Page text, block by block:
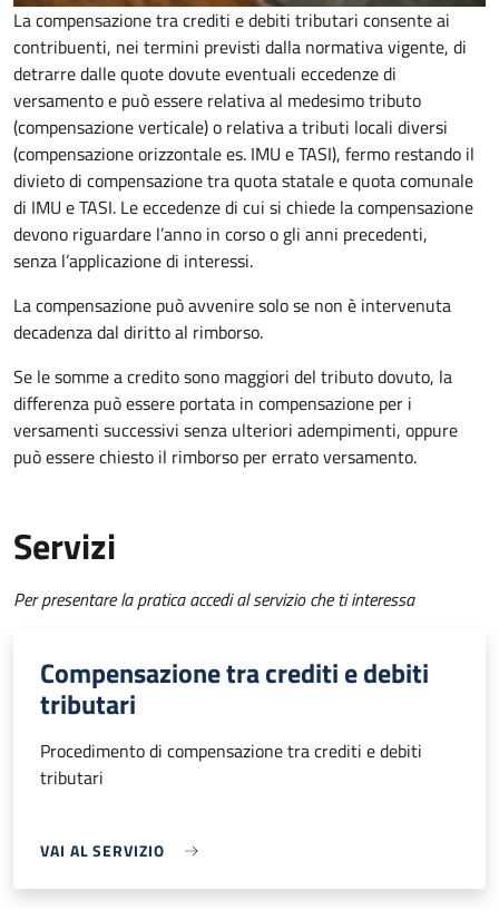
La compensazione tra crediti e debiti tributari consente ai
contribuenti, nei termini previsti dalla normativa vigente, di
detrarre dalle quote dovute eventuali eccedenze di
versamentoe può essere relativa al medesimo tributo
(compensazione verticale) o relativa a tributi locali diversi
(compensazione orizzontale es. IMU e TASI), fermo restando il
divieto di compensazione tra quota statale e quota comunale
di IMU e TASI. Le eccedenze di cui si chiede la compensazione
devono riguardare l’anno in corso o gli anni precedenti,
senza l’applicazione di interessi.
La compensazione può avvenire solo se non è intervenuta
decadenza dal diritto al rimborso.
Se le somme a credito sono maggiori del tributo dovuto, la
differenza può essere portata in compensazione per i
versamenti successivi senza ulteriori adempimenti, oppure
può essere chiesto il rimborso per errato versamento.
Servizi
Per presentare la pratica accedi al servizio che ti interessa
Compensazione tra crediti e debiti
tributari
Procedimento di compensazione tra crediti e debiti
tributari
VAI AL SERVIZIO